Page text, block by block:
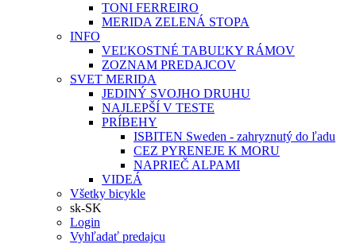
TONI FERREIRO
MERIDA ZELENÁ STOPA
INFO
VEĽKOSTNÉ TABUĽKY RÁMOV
ZOZNAM PREDAJCOV
SVET MERIDA
JEDINÝ SVOJHO DRUHU
NAJLEPŠÍ V TESTE
PRÍBEHY
ISBITEN Sweden - zahryznutý do ľadu
CEZ PYRENEJE K MORU
NAPRIEČ ALPAMI
VIDEÁ
Všetky bicykle
sk-SK
Login
Vyhľadať predajcu